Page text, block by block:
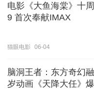
电影《大鱼海棠》十
9 首次奉献IMAX
猫眼电影 06-04
脑洞王者：东方奇幻
岁动画《天降大任》